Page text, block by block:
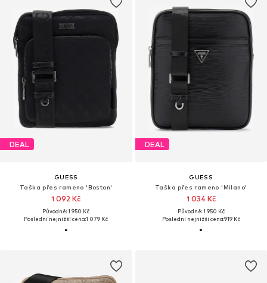
DEAL
GUESS
Taška přes rameno 'Boston'
1 092 Kč
Původně: 1 950 Kč
Poslední nejnižší cena:1 079 Kč
DEAL
GUESS
Taška přes rameno 'Milano'
1 034 Kč
Původně: 1 950 Kč
Poslední nejnižší cena:919 Kč